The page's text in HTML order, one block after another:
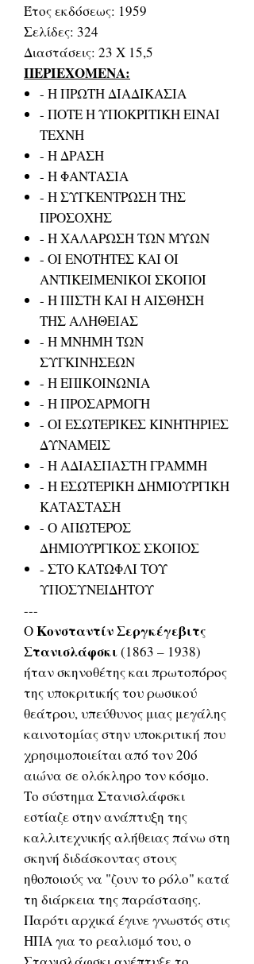
Έτος εκδόσεως: 1959
Σελίδες: 324
Διαστάσεις: 23 Χ 15,5
ΠΕΡΙΕΧΟΜΕΝΑ:
- Η ΠΡΩΤΗ ΔΙΑΔΙΚΑΣΙΑ
- ΠΟΤΕ Η ΥΠΟΚΡΙΤΙΚΗ ΕΙΝΑΙ
ΤΕΧΝΗ
- Η ΔΡΑΣΗ
- Η ΦΑΝΤΑΣΙΑ
- Η ΣΥΓΚΕΝΤΡΩΣΗ ΤΗΣ
ΠΡΟΣΟΧΗΣ
- Η ΧΑΛΑΡΩΣΗ ΤΩΝ ΜΥΩΝ
- ΟΙ ΕΝΟΤΗΤΕΣ ΚΑΙ ΟΙ
ΑΝΤΙΚΕΙΜΕΝΙΚΟΙ ΣΚΟΠΟΙ
- Η ΠΙΣΤΗ ΚΑΙ Η ΑΙΣΘΗΣΗ
ΤΗΣ ΑΛΗΘΕΙΑΣ
- Η ΜΝΗΜΗ ΤΩΝ
ΣΥΓΚΙΝΗΣΕΩΝ
- Η ΕΠΙΚΟΙΝΩΝΙΑ
- Η ΠΡΟΣΑΡΜΟΓΗ
- ΟΙ ΕΣΩΤΕΡΙΚΕΣ ΚΙΝΗΤΗΡΙΕΣ
ΔΥΝΑΜΕΙΣ
- Η ΑΔΙΑΣΠΑΣΤΗ ΓΡΑΜΜΗ
- Η ΕΣΩΤΕΡΙΚΗ ΔΗΜΙΟΥΡΓΙΚΗ
ΚΑΤΑΣΤΑΣΗ
- Ο ΑΠΩΤΕΡΟΣ
ΔΗΜΙΟΥΡΓΙΚΟΣ ΣΚΟΠΟΣ
- ΣΤΟ ΚΑΤΩΦΛΙ ΤΟΥ
ΥΠΟΣΥΝΕΙΔΗΤΟΥ
---
ΟΚονσταντίν Σεργκέγεβιτς
Στανισλάφσκι(1863 – 1938)
ήταν σκηνοθέτης και πρωτοπόρος
της υποκριτικής του ρωσικού
θεάτρου, υπεύθυνος μιας μεγάλης
καινοτομίας στην υποκριτική που
χρησιμοποιείται από τον 20ό
αιώνα σε ολόκληρο τον κόσμο.
Το σύστημα Στανισλάφσκι
εστίαζε στην ανάπτυξη της
καλλιτεχνικής αλήθειας πάνω στη
σκηνή διδάσκοντας στους
ηθοποιούς να "ζουν το ρόλο" κατά
τη διάρκεια της παράστασης.
Παρότι αρχικά έγινε γνωστός στις
ΗΠΑ για το ρεαλισμό του, ο